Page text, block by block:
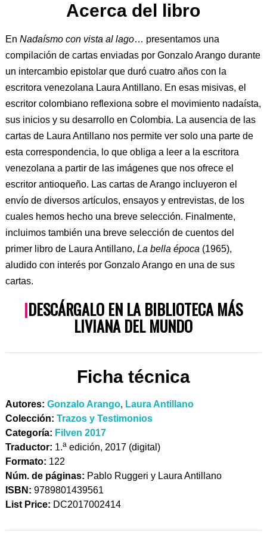
Acerca del libro
En Nadaísmo con vista al lago… presentamos una
compilación de cartas enviadas por Gonzalo Arango durante
un intercambio epistolar que duró cuatro años con la
escritora venezolana Laura Antillano. En esas misivas, el
escritor colombiano reflexiona sobre el movimiento nadaísta,
sus inicios y su desarrollo en Colombia. La ausencia de las
cartas de Laura Antillano nos permite ver solo una parte de
esta correspondencia, lo que obliga a leer a la escritora
venezolana a partir de las imágenes que nos ofrece el
escritor antioqueño. Las cartas de Arango incluyeron el
envío de diversos artículos, ensayos y entrevistas, de los
cuales hemos hecho una breve selección. Finalmente,
incluimos también una breve selección de cuentos del
primer libro de Laura Antillano, La bella época (1965),
aludido con interés por Gonzalo Arango en una de sus
cartas.
|DESCÁRGALO EN LA BIBLIOTECA MÁS
LIVIANA DEL MUNDO
Ficha técnica
Autores: Gonzalo Arango, Laura Antillano
Colección: Trazos y Testimonios
Categoría: Filven 2017
Traductor: 1.aedición, 2017 (digital)
Formato: 122
Núm. de páginas: Pablo Ruggeri y Laura Antillano
ISBN: 9789801439561
List Price: DC2017002414